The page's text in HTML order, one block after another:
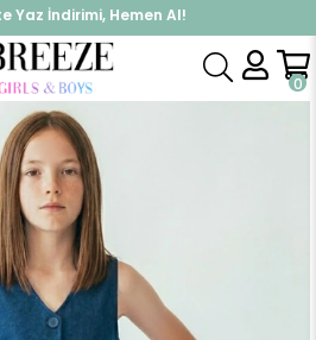
Yaz İndirimi, Hemen Al!
İndirimi Kap, Hemen Üye Ol!
0
Alt Üst Takım